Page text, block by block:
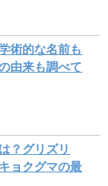
術的な名前も
由来も調べて
？グリズリ
ョクグマの最